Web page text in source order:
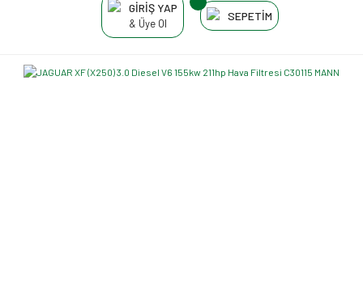
GİRİŞ YAP
& Üye Ol
SEPETİM